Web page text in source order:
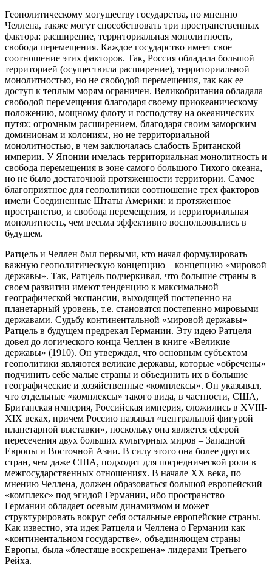
Геополитическому могуществу государства, по мнению
Челлена, также могут способствовать три пространственных
фактора: расширение, территориальная монолитность,
свобода перемещения. Каждое государство имеет свое
соотношение этих факторов. Так, Россия обладала большой
территорией (осуществила расширение), территориальной
монолитностью, но не свободой перемещения, так как ее
доступ к теплым морям ограничен. Великобритания обладала
свободой перемещения благодаря своему приокеаническому
положению, мощному флоту и господству на океанических
путях; огромным расширением, благодаря своим заморским
доминионам и колониям, но не территориальной
монолитностью, в чем заключалась слабость Британской
империи. У Японии имелась территориальная монолитность и
свобода перемещения в зоне самого большого Тихого океана,
но не было достаточной протяженности территории. Самое
благоприятное для геополитики соотношение трех факторов
имели Соединенные Штаты Америки: и протяженное
пространство, и свобода перемещения, и территориальная
монолитность, чем весьма эффективно воспользовались в
будущем.
Ратцель и Челлен был первыми, кто начал формулировать
важную геополитическую концепцию – концепцию «мировой
державы». Так, Ратцель подчеркивал, что большие страны в
своем развитии имеют тенденцию к максимальной
географической экспансии, выходящей постепенно на
планетарный уровень, т.е. становятся постепенно мировыми
державами. Судьбу континентальной «мировой державы»
Ратцель в будущем предрекал Германии. Эту идею Ратцеля
довел до логического конца Челлен в книге «Великие
державы» (1910). Он утверждал, что основным субъектом
геополитики являются великие державы, которые «обречены»
подчинить себе малые страны и объединить их в большие
географические и хозяйственные «комплексы». Он указывал,
что отдельные «комплексы» такого вида, в частности, США,
Британская империя, Российская империя, сложились в XVIII-
XIX веках, причем Россию называл «центральной фигурой
планетарной выставки», поскольку она является сферой
пересечения двух больших культурных миров – Западной
Европы и Восточной Азии. В силу этого она более других
стран, чем даже США, подходит для посреднической роли в
межгосударственных отношениях. В начале XX века, по
мнению Челлена, должен образоваться большой европейский
«комплекс» под эгидой Германии, ибо пространство
Германии обладает осевым динамизмом и может
структурировать вокруг себя остальные европейские страны.
Как известно, эта идея Ратцеля и Челлена о Германии как
«континентальном государстве», объединяющем страны
Европы, была «блестяще воскрешена» лидерами Третьего
Рейха.